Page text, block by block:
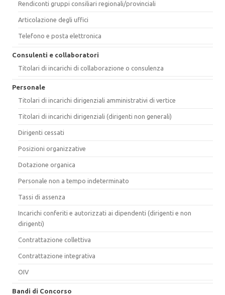
Rendiconti gruppi consiliari regionali/provinciali
Articolazione degli uffici
Telefono e posta elettronica
Consulenti e collaboratori
Titolari di incarichi di collaborazione o consulenza
Personale
Titolari di incarichi dirigenziali amministrativi di vertice
Titolari di incarichi dirigenziali (dirigenti non generali)
Dirigenti cessati
Posizioni organizzative
Dotazione organica
Personale non a tempo indeterminato
Tassi di assenza
Incarichi conferiti e autorizzati ai dipendenti (dirigenti e non
dirigenti)
Contrattazione collettiva
Contrattazione integrativa
OIV
Bandi di Concorso